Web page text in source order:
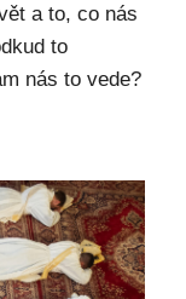
a to, co nás
to
nás to vede?